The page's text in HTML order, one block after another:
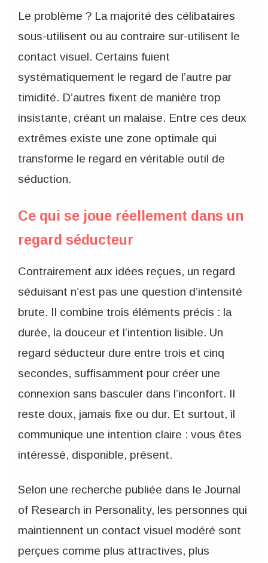
Le problème ? La majorité des célibataires
sous-utilisent ou au contraire sur-utilisent le
contact visuel. Certains fuient
systématiquement le regard de l’autre par
timidité. D’autres fixent de manière trop
insistante, créant un malaise. Entre ces deux
extrêmes existe une zone optimale qui
transforme le regard en véritable outil de
séduction.
Ce qui se joue réellement dans un
regard séducteur
Contrairement aux idées reçues, un regard
séduisant n’est pas une question d’intensité
brute. Il combine trois éléments précis : la
durée, la douceur et l’intention lisible. Un
regard séducteur dure entre trois et cinq
secondes, suffisamment pour créer une
connexion sans basculer dans l’inconfort. Il
reste doux, jamais fixe ou dur. Et surtout, il
communique une intention claire : vous êtes
intéressé, disponible, présent.
Selon une recherche publiée dans le Journal
of Research in Personality, les personnes qui
maintiennent un contact visuel modéré sont
perçues comme plus attractives, plus